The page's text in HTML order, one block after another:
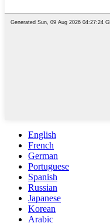
English
French
German
Portuguese
Spanish
Russian
Japanese
Korean
Arabic